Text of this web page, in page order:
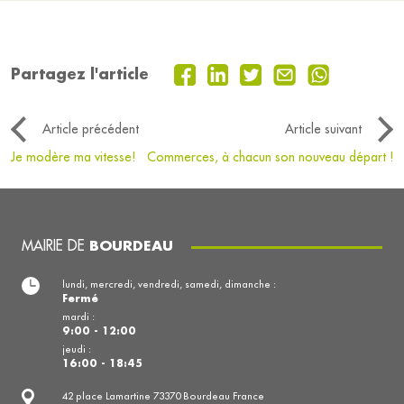
Partagez l'article
Article précédent
Article suivant
Je modère ma vitesse!
Commerces, à chacun son nouveau départ !
MAIRIE DE BOURDEAU
42 place Lamartine 73370 Bourdeau France
lundi, mercredi, vendredi, samedi, dimanche :
Fermé
mardi :
9:00 - 12:00
jeudi :
16:00 - 18:45